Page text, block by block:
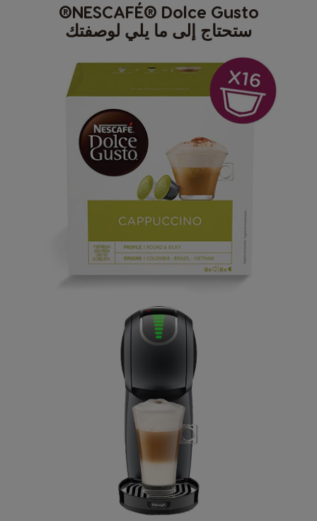
NESCAFÉ® Dolce Gusto®
ستحتاج إلى ما يلي لوصفتك